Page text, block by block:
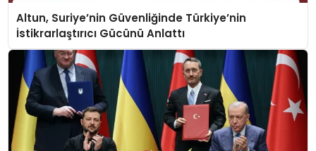
Altun, Suriye’nin Güvenliğinde Türkiye’nin
İstikrarlaştırıcı Gücünü Anlattı